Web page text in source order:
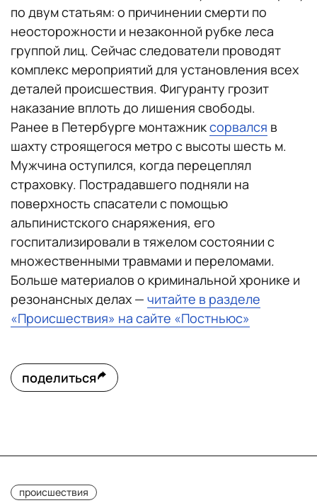
по двум статьям: о причинении смерти по
неосторожности и незаконной рубке леса
группой лиц. Сейчас следователи проводят
комплекс мероприятий для установления всех
деталей происшествия. Фигуранту грозит
наказание вплоть до лишения свободы.
Ранее в Петербурге монтажниксорвался в
шахту строящегося метро с высоты шесть м.
Мужчина оступился, когда перецеплял
страховку. Пострадавшего подняли на
поверхность спасатели с помощью
альпинистского снаряжения, его
госпитализировали в тяжелом состоянии с
множественными травмами и переломами.
Больше материалов о криминальной хронике и
резонансных делах — читайте в разделе
«Происшествия» на сайте «Постньюс»
поделиться
происшествия